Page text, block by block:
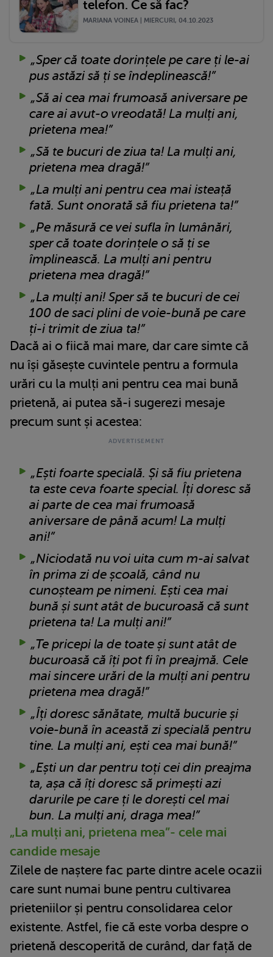
telefon. Ce să fac?
MARIANA VOINEA | MIERCURI, 04.10.2023
„Sper că toate dorințele pe care ți le-ai
pus astăzi să ți se îndeplinească!”
„Să ai cea mai frumoasă aniversare pe
care ai avut-o vreodată! La mulți ani,
prietena mea!”
„Să te bucuri de ziua ta! La mulți ani,
prietena mea dragă!”
„La mulți ani pentru cea mai isteață
fată. Sunt onorată să fiu prietena ta!”
„Pe măsură ce vei sufla în lumânări,
sper că toate dorințele o să ți se
împlinească. La mulți ani pentru
prietena mea dragă!”
„La mulți ani! Sper să te bucuri de cei
100 de saci plini de voie-bună pe care
ți-i trimit de ziua ta!”
Dacă ai o fiică mai mare, dar care simte că
nu își găsește cuvintele pentru a formula
urări cu la mulți ani pentru cea mai bună
prietenă, ai putea să-i sugerezi mesaje
precum sunt și acestea:
„Ești foarte specială. Și să fiu prietena
ta este ceva foarte special. Îți doresc să
ai parte de cea mai frumoasă
aniversare de până acum! La mulți
ani!”
„Niciodată nu voi uita cum m-ai salvat
în prima zi de școală, când nu
cunoșteam pe nimeni. Ești cea mai
bună și sunt atât de bucuroasă că sunt
prietena ta! La mulți ani!”
„Te pricepi la de toate și sunt atât de
bucuroasă că îți pot fi în preajmă. Cele
mai sincere urări de la mulți ani pentru
prietena mea dragă!”
„Îți doresc sănătate, multă bucurie și
voie-bună în această zi specială pentru
tine. La mulți ani, ești cea mai bună!”
„Ești un dar pentru toți cei din preajma
ta, așa că îți doresc să primești azi
darurile pe care ți le dorești cel mai
bun. La mulți ani, draga mea!”
„La mulți ani, prietena mea”- cele mai
candide mesaje
Zilele de naștere fac parte dintre acele ocazii
care sunt numai bune pentru cultivarea
prieteniilor și pentru consolidarea celor
existente. Astfel, fie că este vorba despre o
prietenă descoperită de curând, dar față de